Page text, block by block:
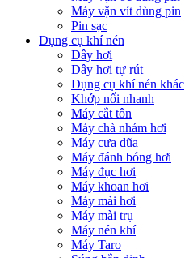
Máy vặn vít dùng pin
Pin sạc
Dụng cụ khí nén
Dây hơi
Dây hơi tự rút
Dụng cụ khí nén khác
Khớp nối nhanh
Máy cắt tôn
Máy chà nhám hơi
Máy cưa dũa
Máy đánh bóng hơi
Máy đục hơi
Máy khoan hơi
Máy mài hơi
Máy mài trụ
Máy nén khí
Máy Taro